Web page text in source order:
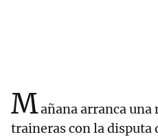
Mañana arranca una
traineras con la disputa